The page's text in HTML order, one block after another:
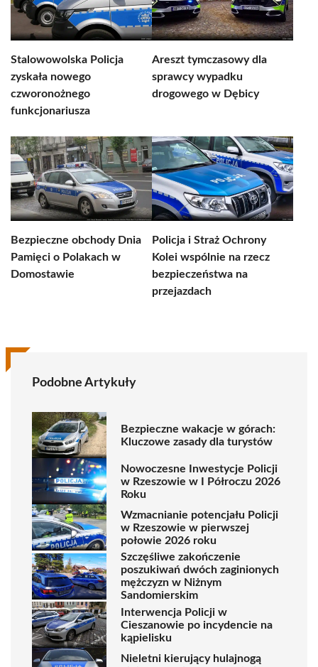
Stalowowolska Policja
zyskała nowego
czworonożnego
funkcjonariusza
Areszt tymczasowy dla
sprawcy wypadku
drogowego w Dębicy
Bezpieczne obchody Dnia
Pamięci o Polakach w
Domostawie
Policja i Straż Ochrony
Kolei wspólnie na rzecz
bezpieczeństwa na
przejazdach
Podobne Artykuły
Bezpieczne wakacje w górach:
Kluczowe zasady dla turystów
Nowoczesne Inwestycje Policji
w Rzeszowie w I Półroczu 2026
Roku
Wzmacnianie potencjału Policji
w Rzeszowie w pierwszej
połowie 2026 roku
Szczęśliwe zakończenie
poszukiwań dwóch zaginionych
mężczyzn w Niżnym
Sandomierskim
Interwencja Policji w
Cieszanowie po incydencie na
kąpielisku
Nieletni kierujący hulajnogą